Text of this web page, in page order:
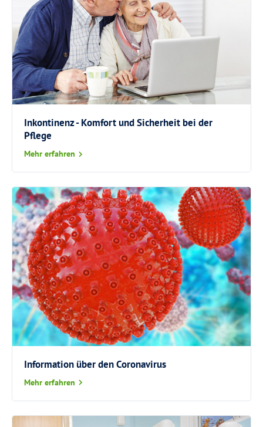
Inkontinenz - Komfort und Sicherheit bei der
Pflege
Mehr erfahren
Information über den Coronavirus
Mehr erfahren